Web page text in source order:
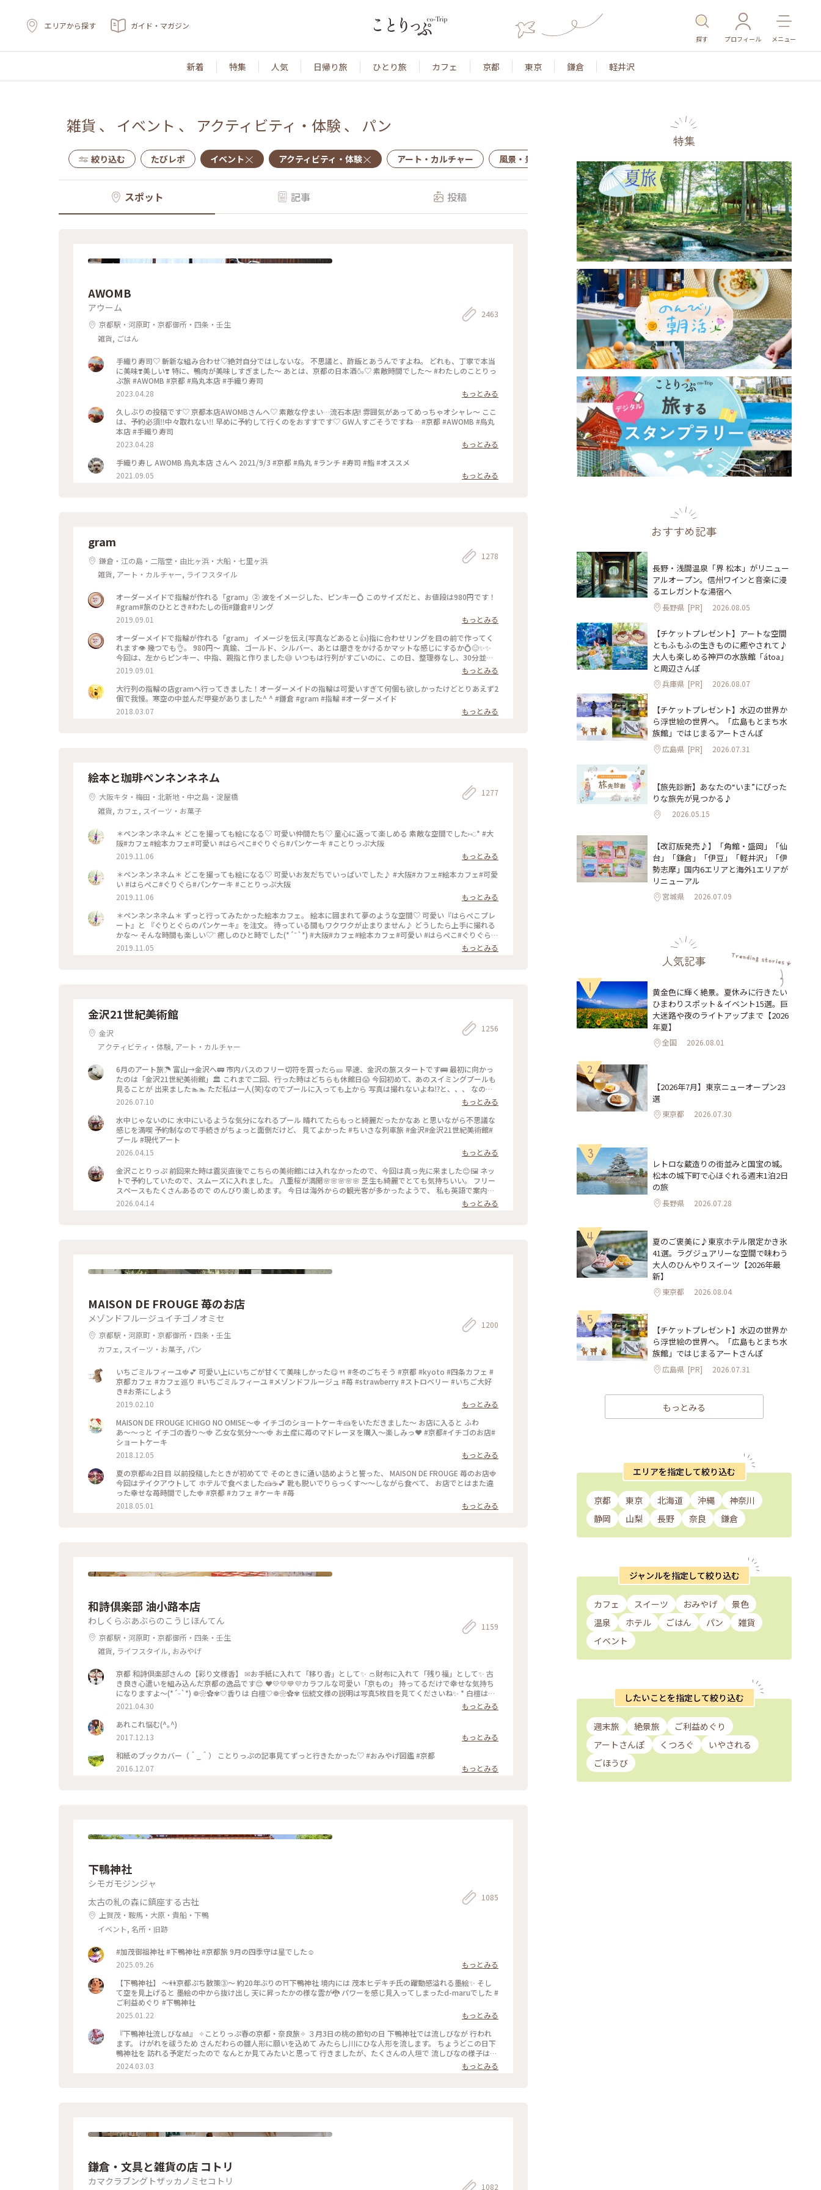
エリアから探す ガイド・マガジン
探す プロフィール メニュー
新着 特集 人気 日帰り旅 ひとり旅 カフェ 京都 東京 鎌倉 軽井沢
雑貨 、 イベント 、 アクティビティ・体験 、 パン
絞り込む たびレポ イベント アクティビティ・体験 アート・カルチャー 風景・景色 名所・旧跡 温泉・スパ その他施設 ごはん
スポット 記事 投稿
AWOMB
アウーム
京都駅・河原町・京都御所・四条・壬生
雑貨, ごはん
2463
手織り寿司♡ 斬新な組み合わせ♡絶対自分ではしないな。 不思議と、酢飯とあうんですよね。 どれも、丁寧で本当
に美味❣️美しい❣️ 特に、鴨肉が美味しすぎました〜 あとは、京都の日本酒🍶♡ 素敵時間でした〜 #わたしのことりっ
ぷ旅 #AWOMB #京都 #烏丸本店 #手織り寿司
2023.04.28
もっとみる
久しぶりの投稿です♡ 京都本店AWOMBさんへ♡ 素敵な佇まい…流石本店! 雰囲気があってめっちゃオシャレ〜 ここ
は、予約必須‼︎中々取れない‼︎ 早めに予約して行くのをおすすです♡ GW人すごそうですね… #京都 #AWOMB #烏丸
本店 #手織り寿司
2023.04.28
もっとみる
手織り寿し AWOMB 烏丸本店 さんへ 2021/9/3 #京都 #烏丸 #ランチ #寿司 #鮨 #オススメ
2021.09.05
もっとみる
gram
鎌倉・江の島・二階堂・由比ヶ浜・大船・七里ヶ浜
雑貨, アート・カルチャー, ライフスタイル
1278
オーダーメイドで指輪が作れる「gram」② 波をイメージした、ピンキー💍 このサイズだと、お値段は980円です！
#gram#旅のひととき#わたしの街#鎌倉#リング
2019.09.01
もっとみる
オーダーメイドで指輪が作れる「gram」 イメージを伝え(写真などあると👍)指に合わせリングを目の前で作ってく
れます👁 幾つでも👌。 980円〜 真鍮、ゴールド、シルバー、あとは磨きをかけるかマットな感じにするか💍😊✨✨
今回は、左からピンキー、中指、親指と作りました😅 いつもは行列がすごいのに、この日、整理券なし、30分並び
入れました😱😱‼️(平日の夕方) 皆さん、カップルもいだけど、グループで来られ旅の思い出に作られたりしている方
が多かったです😊 まさか、入れると思わなかったので、待ち時間に情報収集し勢いで作ったリング。それでも、な
んだか愛着がわきますね… 次は、重ね付けられるのを作ろうかなぁ… #gram#旅のひととき#わたしの街#鎌倉#リン
グ
2019.09.01
もっとみる
大行列の指輪の店gramへ行ってきました！オーダーメイドの指輪は可愛いすぎて何個も欲しかったけどとりあえず2
個で我慢。寒空の中並んだ甲斐がありました^ ^ #鎌倉 #gram #指輪 #オーダーメイド
2018.03.07
もっとみる
絵本と珈琲ペンネンネネム
大阪キタ・梅田・北新地・中之島・淀屋橋
雑貨, カフェ, スイーツ・お菓子
1277
＊ペンネンネネム＊ どこを撮っても絵になる♡ 可愛い仲間たち♡ 童心に返って楽しめる 素敵な空間でした⑅︎◡̈︎* #大
阪#カフェ#絵本カフェ#可愛い #はらぺこ#ぐりぐら#パンケーキ #ことりっぷ大阪
2019.11.06
もっとみる
＊ペンネンネネム＊ どこを撮っても絵になる♡ 可愛いお友だちでいっぱいでした♪ #大阪#カフェ#絵本カフェ#可愛
い #はらぺこ#ぐりぐら#パンケーキ #ことりっぷ大阪
2019.11.06
もっとみる
＊ペンネンネネム＊ ずっと行ってみたかった絵本カフェ。 絵本に囲まれて夢のような空間♡ 可愛い『はらぺこプレ
ート』と 『ぐりとぐらのパンケーキ』を注文。 待っている間もワクワクが止まりません♪ どうしたら上手に撮れる
かな〜 そんな時間も楽しい♡︎ʾʾ 癒しのひと時でした(*´˘`*) #大阪#カフェ#絵本カフェ#可愛い #はらぺこ#ぐりぐら#
パンケーキ #ことりっぷ大阪
2019.11.05 もっとみる
金沢21世紀美術館
金沢
アクティビティ・体験, アート・カルチャー
1256
6月のアート旅☂️ 富山→金沢へ🚃 市内バスのフリー切符を買ったら🎫 早速、金沢の旅スタートです🚌 最初に向かっ
たのは「金沢21世紀美術館」🏛️ これまで二回、行った時はどちらも休館日😱 今回初めて、あのスイミングプールも
見ることが 出来ました🏊🏊 ただ私は一人(笑)なのでプールに入っても上から 写真は撮れないよね⁉️と、、、 なので
上から下の人達を見て楽しみました😂 修学旅行かな❓の子供達の同行者の様に…🤣 混まないうちにと午前中に来たの
で そこまで混雑してなくゆっくり出来ました✨✨ #ひみつの絶景 #ことりっぷ金沢 #金沢21世紀美術館#スイミングプ
ール #金沢市内バスフリー切符
2026.07.10
もっとみる
水中じゃないのに 水中にいるような気分になれるプール 晴れてたらもっと綺麗だったかなあ と思いながら不思議な
感じを満喫 予約制なので手続きがちょっと面倒だけど、 見てよかった #ちいさな列車旅 #金沢#金沢21世紀美術館#
プール #現代アート
2026.04.15
もっとみる
金沢ことりっぷ 前回来た時は震災直後でこちらの美術館には入れなかったので、今回は真っ先に来ました😊🖼️ ネッ
トで予約していたので、スムーズに入れました。 八重桜が満開🌸🌸🌸🌸🌸 芝生も綺麗でとても気持ちいい。 フリー
スペースもたくさんあるので のんびり楽しめます。 今日は海外からの観光客が多かったようで、 私も英語で案内さ
2026.04.14 もっとみる
MAISON DE FROUGE 苺のお店
メゾンドフルージュイチゴノオミセ
京都駅・河原町・京都御所・四条・壬生
カフェ, スイーツ・お菓子, パン
1200
いちごミルフィーユ🍓💕 可愛い上にいちごが甘くて美味しかった😋🍴 #冬のごちそう #京都 #kyoto #四条カフェ #
京都カフェ #カフェ巡り #いちごミルフィーユ #メゾンドフルージュ #苺 #strawberry #ストロベリー #いちご大好
き#お茶にしよう
2019.02.10
もっとみる
MAISON DE FROUGE ICHIGO NO OMISE〜🍓 イチゴのショートケーキ🍰をいただきました〜 お店に入ると ふわ
あ〜〜っと イチゴの香り〜🍓 乙女な気分〜〜🍓 お土産に苺のマドレーヌを購入〜楽しみっ❤️ #京都#イチゴのお店#
ショートケーキ
2018.12.05
もっとみる
夏の京都🎋2日目 以前投稿したときが初めてで そのときに通い詰めようと誓った、 MAISON DE FROUGE 苺のお店🍓
今回はテイクアウトして ホテルで食べました🍰☕️💕 靴も脱いでりらっくす〜〜しながら食べて、 お店でとはまた違
った幸せな苺時間でした🍓 #京都 #カフェ #ケーキ #苺
2018.05.01
もっとみる
和詩倶楽部 油小路本店
わしくらぶあぶらのこうじほんてん
京都駅・河原町・京都御所・四条・壬生
雑貨, ライフスタイル, おみやげ
1159
京都 和詩倶楽部さんの【彩り文様香】 ✉お手紙に入れて「移り香」として✨ 👛財布に入れて「残り福」として✨ 古
き良き心遣いを組み込んだ京都の逸品です😊 ❤️💛💚💙💜カラフルな可愛い「京もの」 持ってるだけで幸せな気持ち
になりますよ〜(*´ᵕ`*) ❁❀✿✾🤍香りは 白檀🤍❁❀✿✾ 伝統文様の説明は写真5枚目を見てくださいね✨ * 白檀はふ
くよかで優美さを兼ね備え 高貴な心打つ香りがします(*´˘`*)♡♡♡ 大好きな香りです(｡･ω･｡)❁。🌼.*･ﾟ .ﾟ･*. * 古
代より人の心を捉え 和らげてきた香り。 お寺にいるような落ち着いた気持ちになります😌 * 今日で4月も最終日。
過ぎ行く春を名残惜しみ 桜のお香をたきました･:*:･(*´ｴ｀*)･:*:･ 🌸桜だけど 白檀の香りです😆 🐱にゃんこのお香立
てを見せたかったの〜😜 * 我慢がまんの連休ですが お家時間も楽しく豊かに過ごしましょ💕 ～
🎼.•*¨*•.¸¸♬🎶•*¨*•.¸¸♬•*¨*•.¸¸♪😀❤🌷🐇🦋 先月 仙台三越の京都展で買いました。 懐紙を利用した お箸袋の折
り方なども教えていただきました〜😍 Webショップでも買えますよ〜✨ エリアは妄想ことりっぷで*⋆✈京都にお邪
魔しま〜す😊 ⤵︎ ︎下のスポットから ことりっぷさんの記事がご覧になれますよ😊 * #花を愉しむ #ことりっぷ京都 #京
都 #和紙 #彩り文様香 #包み香 #和詩倶楽部 #わしくらぶ #お土産 #おみやげ #おみやげ図鑑 #お香 #白檀 #和紙 #こも
2021.04.30
もっとみる
あれこれ悩む(^｡^)
2017.12.13
もっとみる
和紙のブックカバー（＾_＾） ことりっぷの記事見てずっと行きたかった♡ #おみやげ図鑑 #京都
2016.12.07
もっとみる
下鴨神社
シモガモジンジャ
太古の糺の森に鎮座する古社
上賀茂・鞍馬・大原・貴船・下鴨
イベント, 名所・旧跡
1085
#加茂御祖神社 #下鴨神社 #京都旅 9月の四季守は星でした☺️
2025.09.26
もっとみる
【下鴨神社】 〜👭京都ぷち散策③〜 約20年ぶりの⛩️下鴨神社 境内には 茂本ヒデキチ氏の躍動感溢れる墨絵✨ そし
て空を見上げると 墨絵の中から抜け出し 天に昇ったかの様な雲が🐉 パワーを感じ見入ってしまったd-maruでした #
ご利益めぐり #下鴨神社
2025.01.22
もっとみる
『下鴨神社流しびな🎎』 ✧︎ことりっぷ春の京都・奈良旅✧︎ ３月3日の桃の節句の日 下鴨神社では流しびなが 行われ
ます。 けがれを祓うため さんだわらの雛人形に願いを込めて みたらし川にひな人形を流します。 ちょうどこの日下
鴨神社を 訪れる予定だったので なんとか見てみたいと思って 行きましたが、たくさんの人垣で 流しびなの様子は
全然見えませんでした😂 最後ごろ少しだけ お内裏様とお雛様の姿を遠目に やっと見ることができました🎎😆 平安
時代の装束をした お雛様や来賓や幼稚園のお子さんたち 京都タワーのゆるキャラ かわいいたわわちゃんも登場😆 和
2024.03.03 もっとみる
鎌倉・文具と雑貨の店 コトリ
カマクラブングトザッカノミセコトリ
1082
特集
おすすめ記事
長野・浅間温泉「界 松本」がリニュー
アルオープン。信州ワインと音楽に浸
るエレガントな湯宿へ
長野県 [PR] 2026.08.05
【チケットプレゼント】アートな空間
ともふもふの生きものに癒やされて♪
大人も楽しめる神戸の水族館「átoa」
と周辺さんぽ
兵庫県 [PR] 2026.08.07
【チケットプレゼント】水辺の世界か
ら浮世絵の世界へ。「広島もとまち水
族館」ではじまるアートさんぽ
広島県 [PR] 2026.07.31
【旅先診断】あなたの“いま”にぴった
りな旅先が見つかる♪
2026.05.15
【改訂版発売♪】「角館・盛岡」「仙
台」「鎌倉」「伊豆」「軽井沢」「伊
勢志摩」国内6エリアと海外1エリアが
リニューアル
宮城県 2026.07.09
人気記事
1
黄金色に輝く絶景。夏休みに行きたい
ひまわりスポット＆イベント15選。巨
大迷路や夜のライトアップまで【2026
年夏】
全国 2026.08.01
2
【2026年7月】東京ニューオープン23
選
東京都 2026.07.30
3
レトロな蔵造りの街並みと国宝の城。
松本の城下町で心ほぐれる週末1泊2日
の旅
長野県 2026.07.28
4
夏のご褒美に♪東京ホテル限定かき氷
41選。ラグジュアリーな空間で味わう
大人のひんやりスイーツ【2026年最
新】
東京都 2026.08.04
5
【チケットプレゼント】水辺の世界か
ら浮世絵の世界へ。「広島もとまち水
族館」ではじまるアートさんぽ
広島県 [PR] 2026.07.31
もっとみる
エリアを指定して絞り込む
京都 東京 北海道 沖縄
神奈川
静岡
山梨 長野 奈良 鎌倉
ジャンルを指定して絞り込む
カフェ スイーツ おみやげ
景色
温泉
ホテル ごはん パン
雑貨
イベント
したいことを指定して絞り込む
週末旅 絶景旅
ご利益めぐり
アートさんぽ
くつろぐ
いやされる
ごほうび